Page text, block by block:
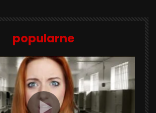
popularne